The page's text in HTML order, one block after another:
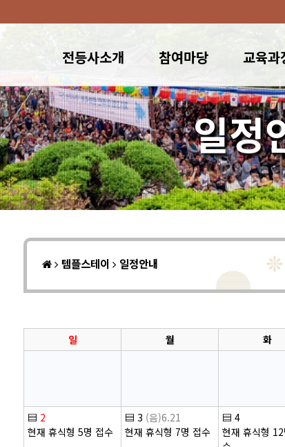
전등사소개 참여마당 교육과
일정
템플스테이 일정안내
일 월 화
▤ 2
현재 휴식형 5명 접수
▤ 3 (음)6.21
현재 휴식형 7명 접수
▤ 4
현재 휴식형